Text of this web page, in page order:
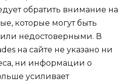
обратить внимание на
которые могут быть
недостоверными. В
на сайте не указано ни
ни информации о
усиливает